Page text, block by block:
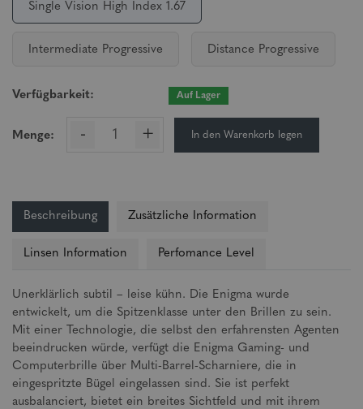
Single Vision High Index 1.67
Intermediate Progressive Distance Progressive
Verfügbarkeit: Auf Lager
Menge: - + In den Warenkorb legen
Beschreibung Zusätzliche Information
Linsen Information Perfomance Level
Unerklärlich subtil – leise kühn. Die Enigma wurde
entwickelt, um die Spitzenklasse unter den Brillen zu sein.
Mit einer Technologie, die selbst den erfahrensten Agenten
beeindrucken würde, verfügt die Enigma Gaming- und
Computerbrille über Multi-Barrel-Scharniere, die in
eingespritzte Bügel eingelassen sind. Sie ist perfekt
ausbalanciert, bietet ein breites Sichtfeld und mit ihrem